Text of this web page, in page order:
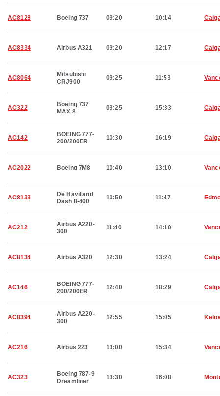
AC8128 Boeing 737 09:20 10:14
AC8334 Airbus A321 09:20 12:17
AC8064
Mitsubishi
CRJ900
09:25 11:53
AC322
Boeing 737
MAX 8
09:25 15:33
AC142
BOEING 777-
200/200ER
10:30 16:19
AC2022 Boeing 7M8 10:40 13:10
AC8133
De Havilland
Dash 8-400
10:50 11:47
AC212
Airbus A220-
300
11:40 14:10
AC8134 Airbus A320 12:30 13:24
AC146
BOEING 777-
200/200ER
12:40 18:29
AC8394
Airbus A220-
300
12:55 15:05
AC216 Airbus 223 13:00 15:34
AC323
Boeing 787-9
Dreamliner
13:30 16:08